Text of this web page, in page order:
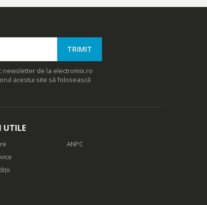
newsletter de la electromix.ro
acestui site să folosească
UTILE
ANPC